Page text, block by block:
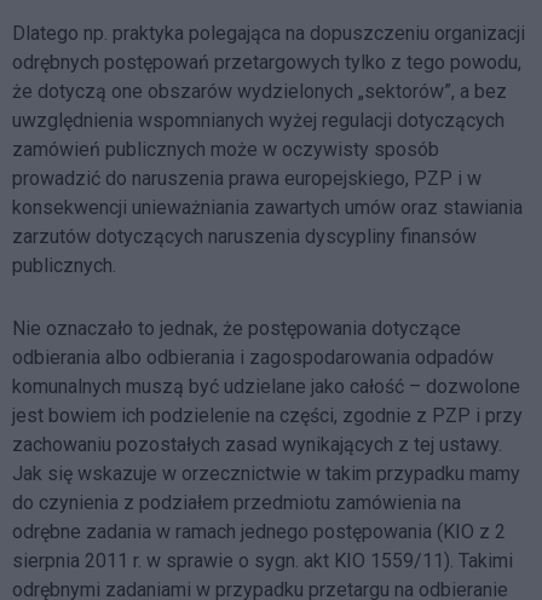
Dlatego np. praktyka polegająca na dopuszczeniu organizacji
odrębnych postępowań przetargowych tylko z tego powodu,
że dotyczą one obszarów wydzielonych „sektorów”, a bez
uwzględnienia wspomnianych wyżej regulacji dotyczących
zamówień publicznych może w oczywisty sposób
prowadzić do naruszenia prawa europejskiego, PZP i w
konsekwencji unieważniania zawartych umów oraz stawiania
zarzutów dotyczących naruszenia dyscypliny finansów
publicznych.
Nie oznaczało to jednak, że postępowania dotyczące
odbierania albo odbierania i zagospodarowania odpadów
komunalnych muszą być udzielane jako całość – dozwolone
jest bowiem ich podzielenie na części, zgodnie z PZP i przy
zachowaniu pozostałych zasad wynikających z tej ustawy.
Jak się wskazuje w orzecznictwie w takim przypadku mamy
do czynienia z podziałem przedmiotu zamówienia na
odrębne zadania w ramach jednego postępowania (KIO z 2
sierpnia 2011 r. w sprawie o sygn. akt KIO 1559/11). Takimi
odrębnymi zadaniami w przypadku przetargu na odbieranie